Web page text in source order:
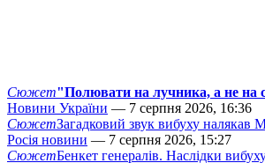
Сюжет"Полювати на лучника, а не на
Новини України — 7 серпня 2026, 16:36
СюжетЗагадковий звук вибуху налякав
Росія новини — 7 серпня 2026, 15:27
СюжетБенкет генералів. Наслідки